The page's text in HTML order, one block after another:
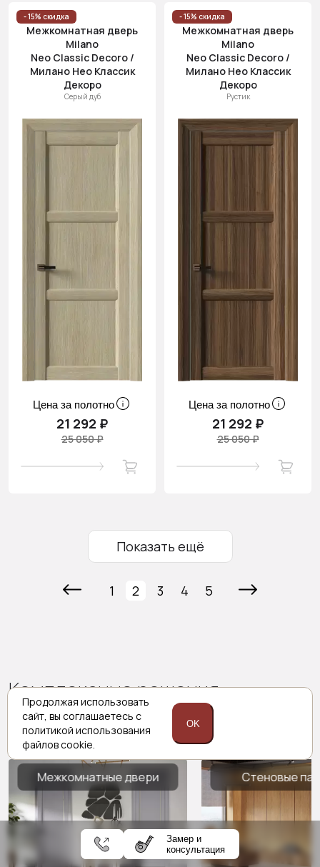
- 15% скидка
Межкомнатная дверь
Milano
Neo Classic Decoro /
Милано Нео Классик
Декоро
Серый дуб
Цена за полотно
21 292 ₽
25 050 ₽
- 15% скидка
Межкомнатная дверь
Milano
Neo Classic Decoro /
Милано Нео Классик
Декоро
Рустик
Цена за полотно
21 292 ₽
25 050 ₽
Показать ещё
1 2 3 4 5
Комплексные решения
Porta prima
Межкомнатные двери Стеновые
Замер и
консультация
Продолжая использовать
сайт, вы соглашаетесь с
политикой использования
файлов cookie.
OK